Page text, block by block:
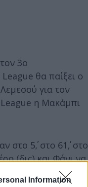
Information
3ο
θα παίξει ο
για τον
η Μακάμπι
στο 5΄, στο 61΄, στο
(δις) και Φάνι να